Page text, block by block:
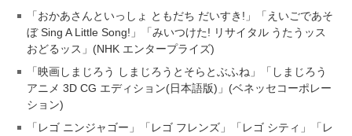
「おかあさんといっしょ ともだち だいすき!」「えいごであそ
ぼ Sing A Little Song!」「みいつけた! リサイタル うたうッス
おどるッス」(NHK エンタープライズ)
「映画しまじろう しまじろうとそらとぶふね」「しまじろう
アニメ 3D CG エディション(日本語版)」(ベネッセコーポレー
ション)
「レゴ ニンジャゴー」「レゴ フレンズ」「レゴ シティ」「レ